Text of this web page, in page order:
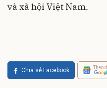
và xã hội Việt Nam.
Chia sẻ Facebook Theo